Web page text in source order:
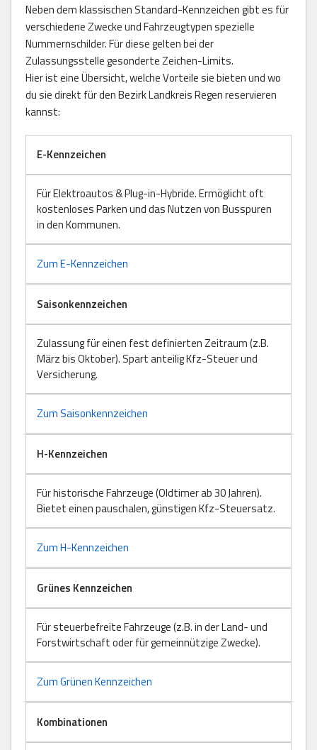
Neben dem klassischen Standard-Kennzeichen gibt es für
verschiedene Zwecke und Fahrzeugtypen spezielle
Nummernschilder. Für diese gelten bei der
Zulassungsstelle gesonderte Zeichen-Limits.
Hier ist eine Übersicht, welche Vorteile sie bieten und wo
du sie direkt für den Bezirk Landkreis Regen reservieren
kannst:
E-Kennzeichen
Für Elektroautos & Plug-in-Hybride. Ermöglicht oft
kostenloses Parken und das Nutzen von Busspuren
in den Kommunen.
Zum E-Kennzeichen
Saisonkennzeichen
Zulassung für einen fest definierten Zeitraum (z.B.
März bis Oktober). Spart anteilig Kfz-Steuer und
Versicherung.
Zum Saisonkennzeichen
H-Kennzeichen
Für historische Fahrzeuge (Oldtimer ab 30 Jahren).
Bietet einen pauschalen, günstigen Kfz-Steuersatz.
Zum H-Kennzeichen
Grünes Kennzeichen
Für steuerbefreite Fahrzeuge (z.B. in der Land- und
Forstwirtschaft oder für gemeinnützige Zwecke).
Zum Grünen Kennzeichen
Kombinationen